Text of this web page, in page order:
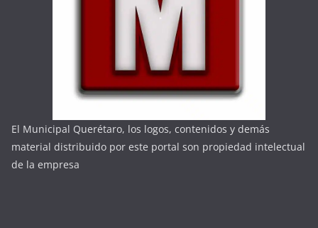
El Municipal Querétaro, los logos, contenidos y demás
material distribuido por este portal son propiedad intelectual
de la empresa